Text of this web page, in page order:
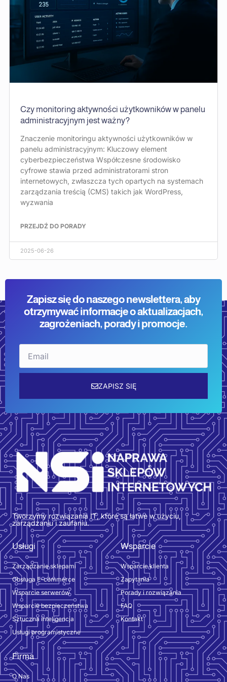
Czy monitoring aktywności użytkowników w panelu
administracyjnym jest ważny?
Znaczenie monitoringu aktywności użytkowników w
panelu administracyjnym: Kluczowy element
cyberbezpieczeństwa Współczesne środowisko
cyfrowe stawia przed administratorami stron
internetowych, zwłaszcza tych opartych na systemach
zarządzania treścią (CMS) takich jak WordPress,
wyzwania
PRZEJDŹ DO PORADY
2025-06-26
Zapisz się do naszego newslettera, aby
otrzymywać informacje o aktualizacjach,
zagrożeniach, porady i promocje.
ZAPISZ SIĘ
Tworzymy rozwiązania IT, które są łatwe w użyciu,
zarządzaniu i zaufaniu.
Usługi
Zarządzanie sklepami
Obsługa E-commerce
Wsparcie serwerów
Wsparcie bezpieczeństwa
Sztuczna inteligencja
Usługi programistyczne
Wsparcie
Wsparcie klienta
Zapytania
Porady i rozwiązania
FAQ
Kontakt
Firma
O Nas